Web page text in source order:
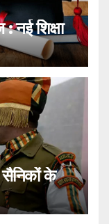
: नई शिक्षा
सैनिकों के